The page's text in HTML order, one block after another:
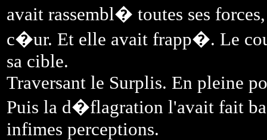
avait rassembl� toutes ses
c�ur. Et elle avait frapp�. Le
sa cible.
Traversant le Surplis. En pleine
Puis la d�flagration l'avait fait
infimes perceptions.